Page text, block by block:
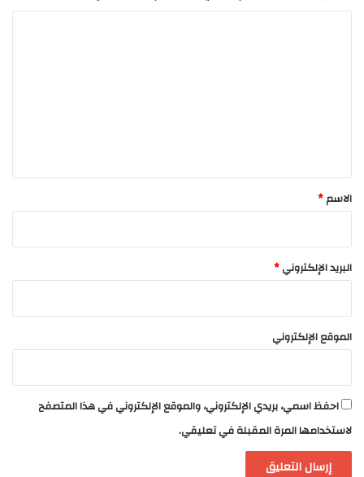
*
الاسم*
البريد الإلكتروني*
الموقع الإلكتروني
احفظ اسمي، بريدي الإلكتروني، والموقع الإلكتروني في هذا المتصفح
لاستخدامها المرة المقبلة في تعليقي.